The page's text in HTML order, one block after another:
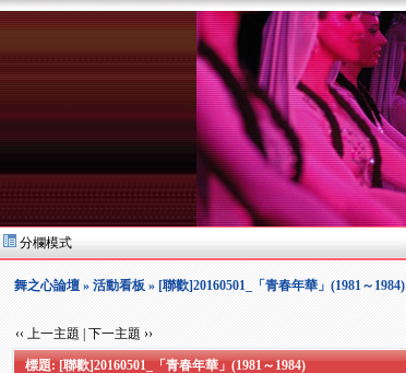
分欄模式
舞之心論壇 »活動看板 » [聯歡]20160501_「青春年華」(1981～1984)
‹‹ 上一主題 下一主題 ››
標題: [聯歡]20160501_「青春年華」(1981～1984)